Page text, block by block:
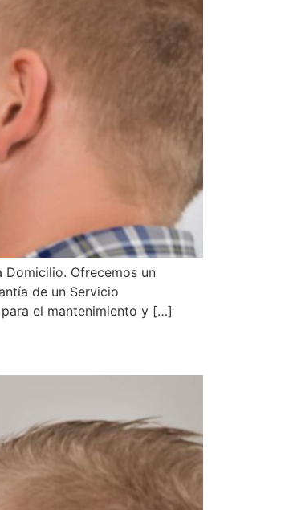
Domicilio. Ofrecemos un
de un Servicio
el mantenimiento y […]